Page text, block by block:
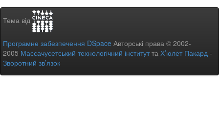
Тема від
Програмне забезпечення DSpace Авторські права © 2002-
2005 Массачусетський технологічний інститутта Х’юлет Пакард -
Зворотний зв’язок